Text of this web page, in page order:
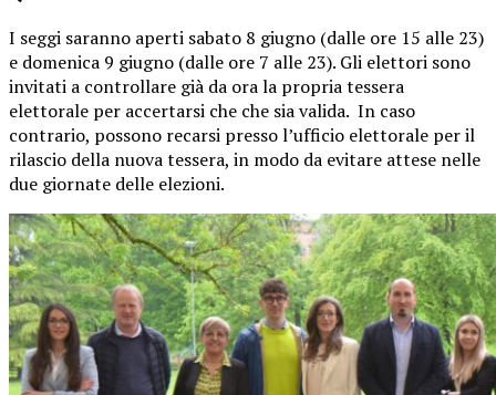
I seggi saranno aperti sabato 8 giugno (dalle ore 15 alle 23)
e domenica 9 giugno (dalle ore 7 alle 23). Gli elettori sono
invitati a controllare già da ora la propria tessera
elettorale per accertarsi che che sia valida. In caso
contrario, possono recarsi presso l’ufficio elettorale per il
rilascio della nuova tessera, in modo da evitare attese nelle
due giornate delle elezioni.